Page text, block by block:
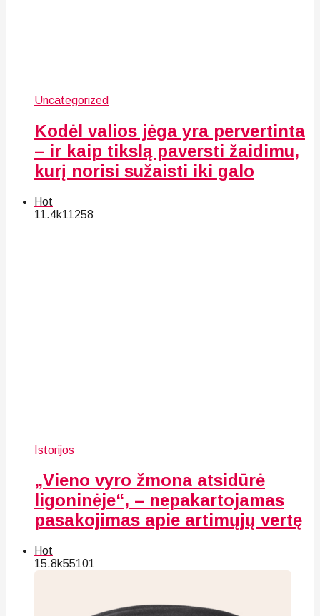
Uncategorized
Kodėl valios jėga yra pervertinta
– ir kaip tikslą paversti žaidimu,
kurį norisi sužaisti iki galo
Hot
11.4k11258
Istorijos
„Vieno vyro žmona atsidūrė
ligoninėje“, – nepakartojamas
pasakojimas apie artimųjų vertę
Hot
15.8k55101